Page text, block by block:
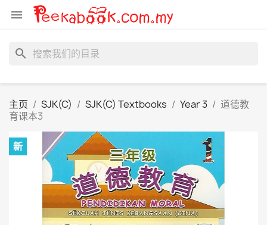

search
主页 SJK(C) SJK(C) Textbooks Year 3
道德教
育课本3
新